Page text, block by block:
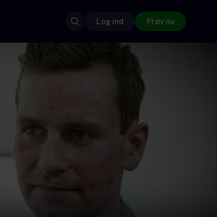
Log ind Prøv nu